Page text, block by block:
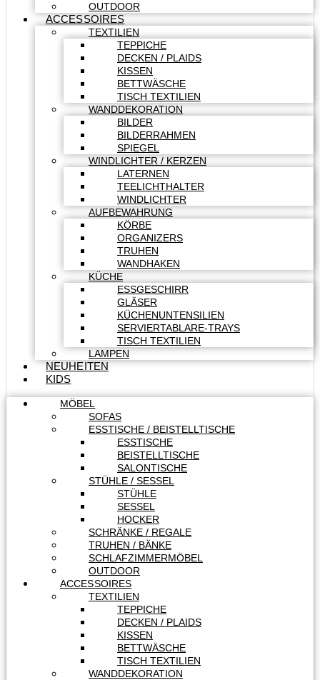
OUTDOOR
ACCESSOIRES
TEXTILIEN
TEPPICHE
DECKEN / PLAIDS
KISSEN
BETTWÄSCHE
TISCH TEXTILIEN
WANDDEKORATION
BILDER
BILDERRAHMEN
SPIEGEL
WINDLICHTER / KERZEN
LATERNEN
TEELICHTHALTER
WINDLICHTER
AUFBEWAHRUNG
KÖRBE
ORGANIZERS
TRUHEN
WANDHAKEN
KÜCHE
ESSGESCHIRR
GLÄSER
KÜCHENUNTENSILIEN
SERVIERTABLARE-TRAYS
TISCH TEXTILIEN
LAMPEN
NEUHEITEN
KIDS
MÖBEL
SOFAS
ESSTISCHE / BEISTELLTISCHE
ESSTISCHE
BEISTELLTISCHE
SALONTISCHE
STÜHLE / SESSEL
STÜHLE
SESSEL
HOCKER
SCHRÄNKE / REGALE
TRUHEN / BÄNKE
SCHLAFZIMMERMÖBEL
OUTDOOR
ACCESSOIRES
TEXTILIEN
TEPPICHE
DECKEN / PLAIDS
KISSEN
BETTWÄSCHE
TISCH TEXTILIEN
WANDDEKORATION